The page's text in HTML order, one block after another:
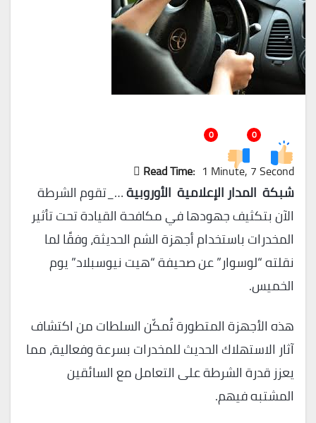
0
0
Read Time: 1 Minute, 7 Second
شبكة المدار الإعلامية الأوروبية…_تقوم الشرطة
الآن بتكثيف جهودها في مكافحة القيادة تحت تأثير
المخدرات باستخدام أجهزة الشم الحديثة، وفقًا لما
نقلته “لوسوار” عن صحيفة “هيت نيوسبلاد” يوم
الخميس.
هذه الأجهزة المتطورة تُمكّن السلطات من اكتشاف
آثار الاستهلاك الحديث للمخدرات بسرعة وفعالية، مما
يعزز قدرة الشرطة على التعامل مع السائقين
المشتبه فيهم.